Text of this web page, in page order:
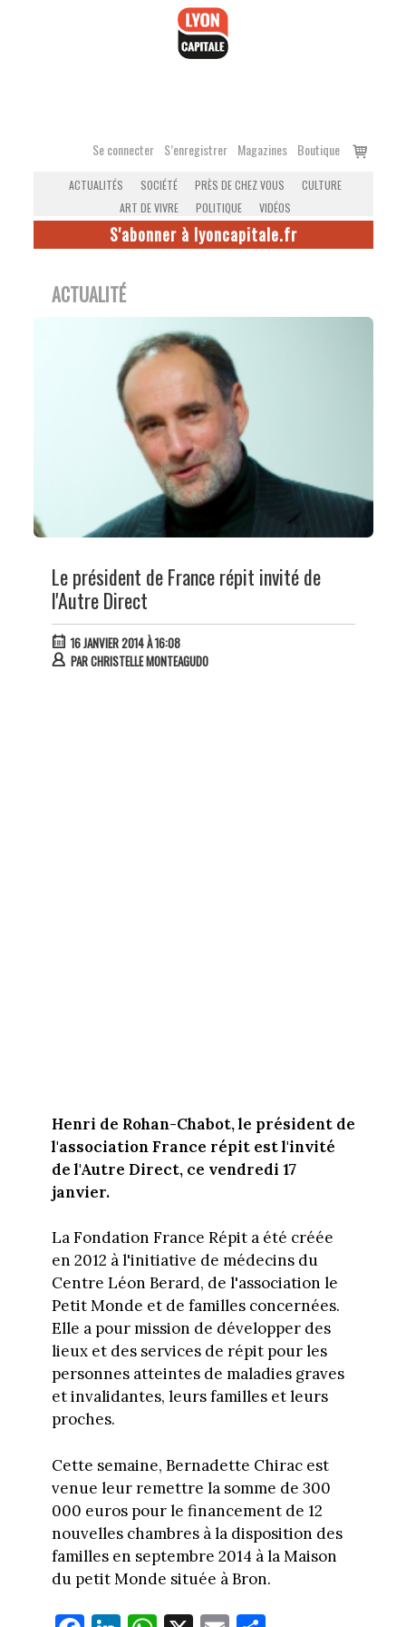
Se connecter S’enregistrer Magazines Boutique
Voir
ACTUALITÉS SOCIÉTÉ PRÈS DE CHEZ VOUS
CULTURE
ART DE VIVRE
POLITIQUE VIDÉOS
S'abonner à lyoncapitale.fr
ACTUALITÉ
Le président de France répit invité de
l'Autre Direct
16 JANVIER 2014 À 16:08
PARCHRISTELLE MONTEAGUDO
Henri de Rohan-Chabot, le président de
l'association France répit est l'invité
de l'Autre Direct, ce vendredi 17
janvier.
La Fondation France Répit a été créée
en 2012 à l'initiative de médecins du
Centre Léon Berard, de l'association le
Petit Monde et de familles concernées.
Elle a pour mission de développer des
lieux et des services de répit pour les
personnes atteintes de maladies graves
et invalidantes, leurs familles et leurs
proches.
Cette semaine, Bernadette Chirac est
venue leur remettre la somme de 300
000 euros pour le financement de 12
nouvelles chambres à la disposition des
familles en septembre 2014 à la Maison
du petit Monde située à Bron.